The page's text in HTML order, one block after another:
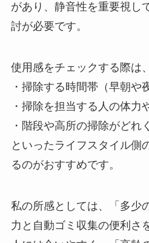
があり、静音性を重要視し
討が必要です。
使用感をチェックする際は、
・掃除する時間帯（早朝や
・掃除を担当する人の体力
・階段や高所の掃除がどれ
といったライフスタイル側
るのがおすすめです。
私の所感としては、「多少
力と自動ゴミ収集の便利さ